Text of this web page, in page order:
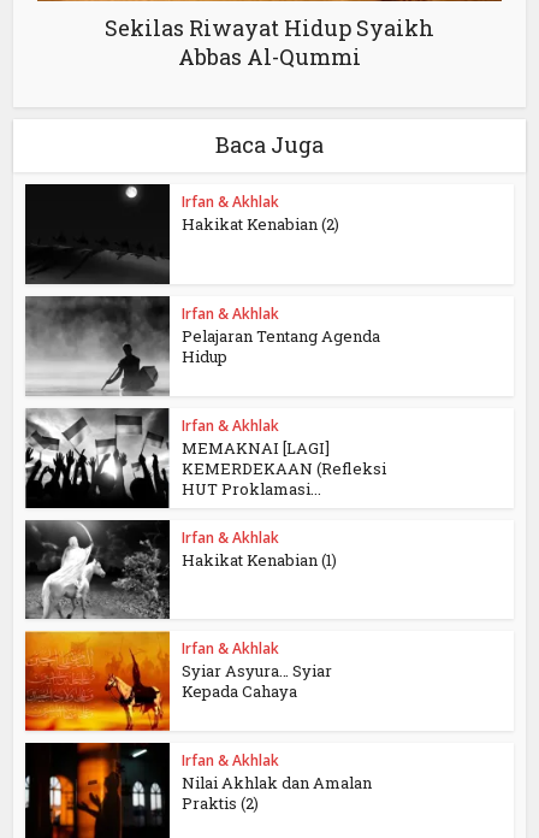
Sekilas Riwayat Hidup Syaikh
Abbas Al-Qummi
Baca Juga
Irfan & Akhlak
Hakikat Kenabian (2)
Irfan & Akhlak
Pelajaran Tentang Agenda
Hidup
Irfan & Akhlak
MEMAKNAI [LAGI]
KEMERDEKAAN (Refleksi
HUT Proklamasi...
Irfan & Akhlak
Hakikat Kenabian (1)
Irfan & Akhlak
Syiar Asyura… Syiar
Kepada Cahaya
Irfan & Akhlak
Nilai Akhlak dan Amalan
Praktis (2)